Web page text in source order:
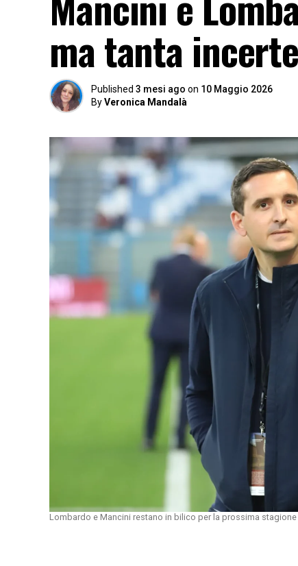
ma tanta
Published 3 mesi ago on 10 Maggio 2026
ByVeronica Mandalà
Lombardo e Mancini restano in bilico per la prossima stagione